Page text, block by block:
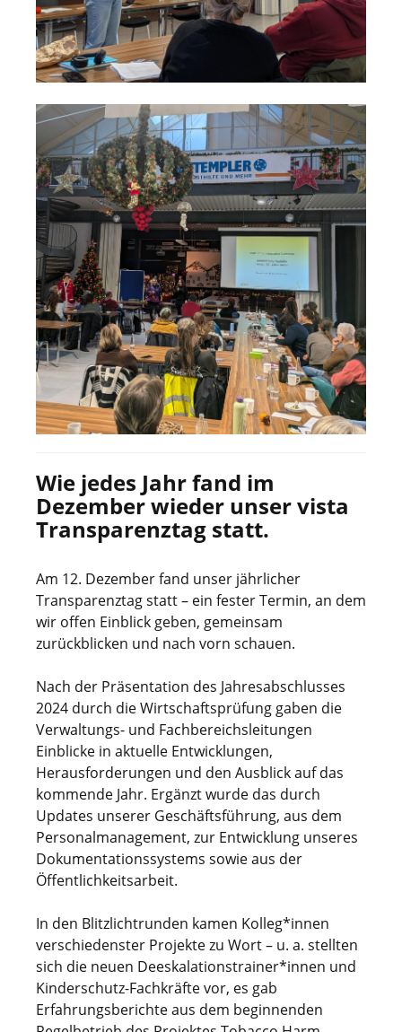
Wie jedes Jahr fand im
Dezember wieder unser vista
Transparenztag statt.
Am 12. Dezember fand unser jährlicher
Transparenztag statt – ein fester Termin, an dem
wir offen Einblick geben, gemeinsam
zurückblicken und nach vorn schauen.
Nach der Präsentation des Jahresabschlusses
2024 durch die Wirtschaftsprüfung gaben die
Verwaltungs- und Fachbereichsleitungen
Einblicke in aktuelle Entwicklungen,
Herausforderungen und den Ausblick auf das
kommende Jahr. Ergänzt wurde das durch
Updates unserer Geschäftsführung, aus dem
Personalmanagement, zur Entwicklung unseres
Dokumentationssystems sowie aus der
Öffentlichkeitsarbeit.
In den Blitzlichtrunden kamen Kolleg*innen
verschiedenster Projekte zu Wort – u. a. stellten
sich die neuen Deeskalationstrainer*innen und
Kinderschutz-Fachkräfte vor, es gab
Erfahrungsberichte aus dem beginnenden